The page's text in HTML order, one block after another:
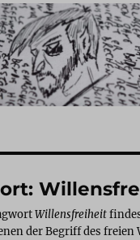
Willensfreiheit
der Begriff des freien